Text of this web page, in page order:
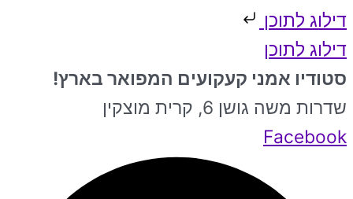
דילוג לתוכן
דילוג לתוכן
סטודיו אמני קעקועים המפואר בארץ!
שדרות משה גושן 6, קרית מוצקין
Facebook